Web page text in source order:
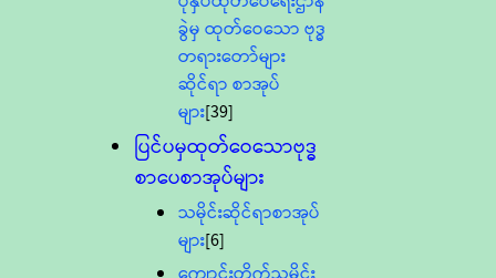
ခွဲမှ ထုတ်ဝေသော ဗုဒ္ဓ
တရားတော်များ
ဆိုင်ရာ စာအုပ်
များ[39]
ပြင်ပမှထုတ်ဝေသောဗုဒ္ဓ
စာပေစာအုပ်များ
သမိုင်းဆိုင်ရာစာအုပ်
များ[6]